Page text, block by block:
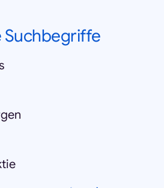
Suchbegriffe